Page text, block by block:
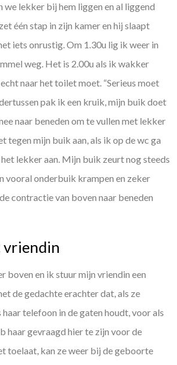
we lekker bij hem liggen en al liggend
één stap in zijn kamer en hij slaapt
iets onrustig. Om 1.30u lig ik weer in
weg. Het is 2.00u als ik wakker
naar het toilet moet. “Serieus moet
pak ik een kruik, mijn buik doet
naar beneden om te vullen met lekker
tegen mijn buik aan, als ik op de wc ga
lekker aan. Mijn buik zeurt nog steeds
vooral onderbuik krampen en zeker
contractie van boven naar beneden
vriendin
boven en ik stuur mijn vriendin een
de gedachte erachter dat, als ze
telefoon in de gaten houdt, voor als
haar gevraagd hier te zijn voor de
toelaat, kan ze weer bij de geboorte